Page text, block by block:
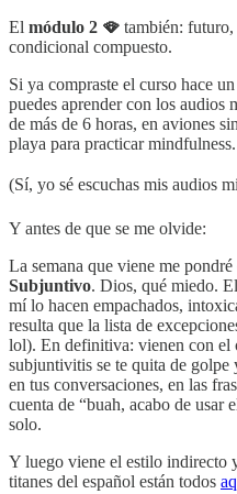
El módulo 2 🪭 también:
condicional compuesto.
Si ya compraste el curso hace
puedes aprender con los audios
de más de 6 horas, en aviones
playa para practicar mindfulness.
(Sí, yo sé escuchas mis audios
Y antes de que se me olvide:
La semana que viene me
Subjuntivo. Dios, qué miedo.
mí lo hacen empachados,
resulta que la lista de
lol). En definitiva: vienen con el
subjuntivitis se te quita de golpe
en tus conversaciones, en las
cuenta de “buah, acabo de usar
solo.
Y luego viene el estilo indirecto
titanes del español están todos